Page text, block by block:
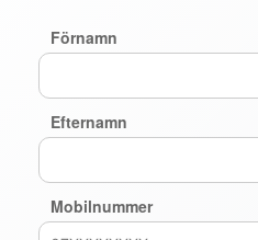
Förnamn
Efternamn
Mobilnummer